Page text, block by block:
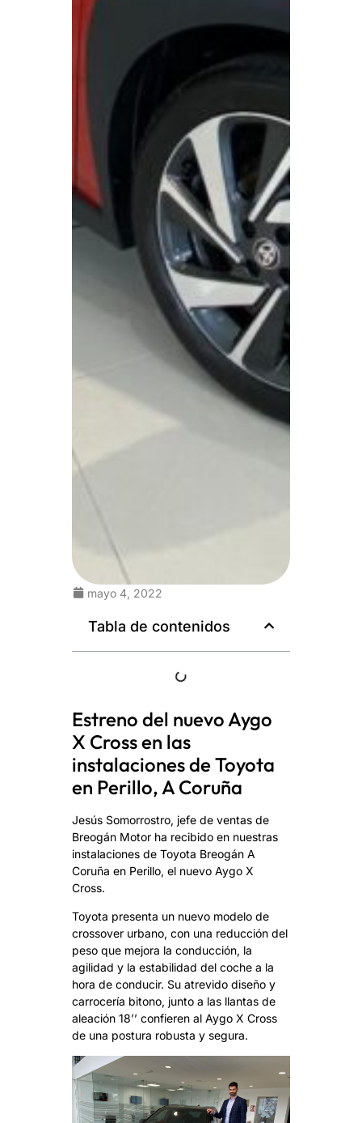
mayo 4, 2022
Tabla de contenidos
Estreno del nuevo Aygo
X Cross en las
instalaciones de Toyota
en Perillo, A Coruña
Jesús Somorrostro, jefe de ventas de
Breogán Motor ha recibido en nuestras
instalaciones de Toyota Breogán A
Coruña en Perillo, el nuevo Aygo X
Cross.
Toyota presenta un nuevo modelo de
crossover urbano, con una reducción del
peso que mejora la conducción, la
agilidad y la estabilidad del coche a la
hora de conducir. Su atrevido diseño y
carrocería bitono, junto a las llantas de
aleación 18’’ confieren al Aygo X Cross
de una postura robusta y segura.